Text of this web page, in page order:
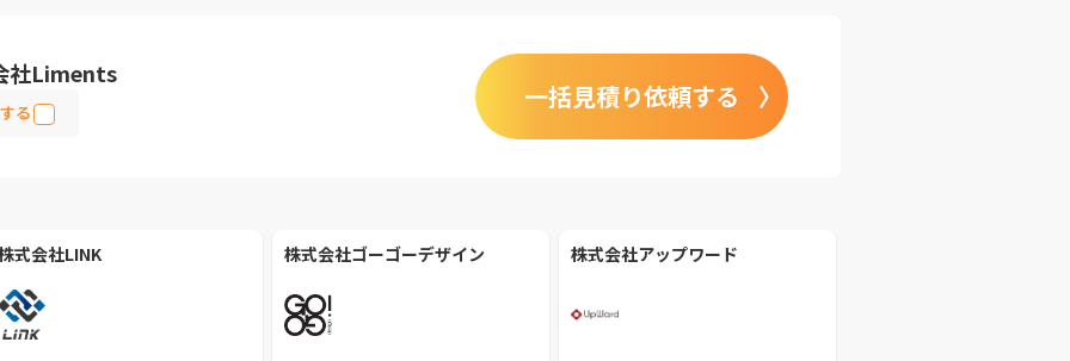
社Liments
る 一括見積り依頼する
式会社LINK 株式会社ゴーゴーデザイン 株式会社アップワード